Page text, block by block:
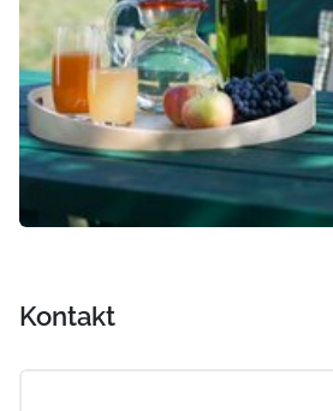
Kontakt